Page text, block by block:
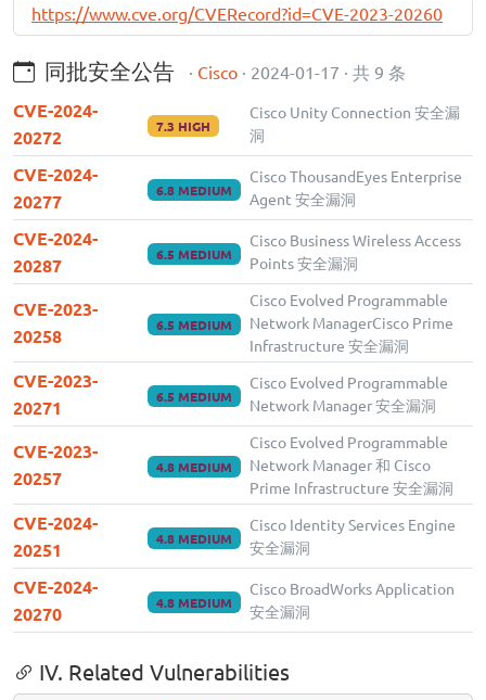
https://www.cve.org/CVERecord?id=CVE-2023-20260
同批安全公告 · Cisco · 2024-01-17 · 共 9 条
CVE-2024-
20272
7.3 HIGH
Cisco Unity Connection 安全漏
洞
CVE-2024-
20277
6.8 MEDIUM
Cisco ThousandEyes Enterprise
Agent 安全漏洞
CVE-2024-
20287
6.5 MEDIUM
Cisco Business Wireless Access
Points 安全漏洞
CVE-2023-
20258
6.5 MEDIUM
Cisco Evolved Programmable
Network ManagerCisco Prime
Infrastructure 安全漏洞
CVE-2023-
20271
6.5 MEDIUM
Cisco Evolved Programmable
Network Manager 安全漏洞
CVE-2023-
20257
4.8 MEDIUM
Cisco Evolved Programmable
Network Manager 和 Cisco
Prime Infrastructure 安全漏洞
CVE-2024-
20251
4.8 MEDIUM
Cisco Identity Services Engine
安全漏洞
CVE-2024-
20270
4.8 MEDIUM
Cisco BroadWorks Application
安全漏洞
IV. Related Vulnerabilities